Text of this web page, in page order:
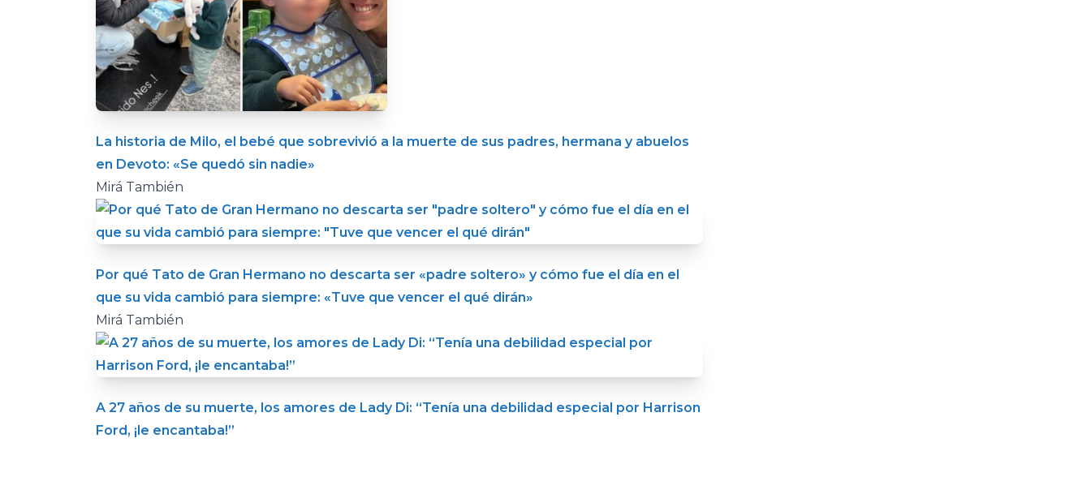
La historia de Milo, el bebé que sobrevivió a la muerte de sus padres, hermana y abuelos
en Devoto: «Se quedó sin nadie»
Mirá También
Por qué Tato de Gran Hermano no descarta ser «padre soltero» y cómo fue el día en el
que su vida cambió para siempre: «Tuve que vencer el qué dirán»
Mirá También
A 27 años de su muerte, los amores de Lady Di: “Tenía una debilidad especial por Harrison
Ford, ¡le encantaba!”